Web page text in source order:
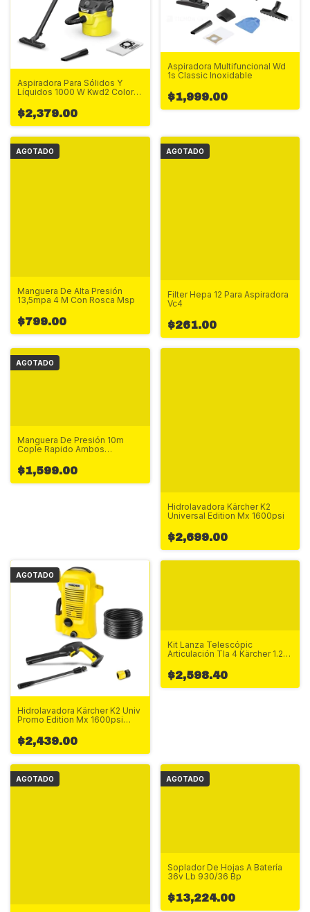
Aspiradora Para Sólidos Y
Líquidos 1000 W Kwd2 Color
$2,379.00
Aspiradora Multifuncional Wd
1s Classic Inoxidable
$1,999.00
AGOTADO
Manguera De Alta Presión
13,5mpa 4 M Con Rosca Msp
$799.00
AGOTADO
Filter Hepa 12 Para Aspiradora
Vc4
$261.00
AGOTADO
Manguera De Presión 10m
Cople Rapido Ambos
$1,599.00
Hidrolavadora Kärcher K2
Universal Edition Mx 1600psi
$2,699.00
AGOTADO
Hidrolavadora Kärcher K2 Univ
Promo Edition Mx 1600psi
$2,439.00
Kit Lanza Telescópic
Articulación Tla 4 Kärcher 1.2-
$2,598.40
AGOTADO AGOTADO
Soplador De Hojas A Batería
36v Lb 930/36 Bp
$13,224.00